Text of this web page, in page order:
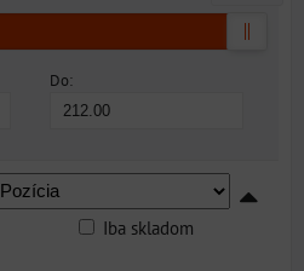
Do:
Iba skladom